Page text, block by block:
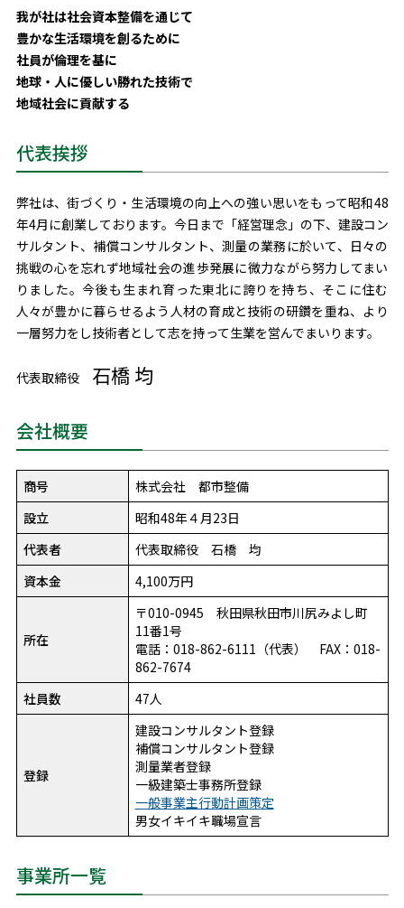
我が社は社会資本整備を通じて
豊かな生活環境を創るために
社員が倫理を基に
地球・人に優しい勝れた技術で
地域社会に貢献する
代表挨拶
弊社は、街づくり・⽣活環境の向上への強い思いをもって昭和48
年4⽉に創業しております。今⽇まで「経営理念」の下、建設コン
サルタント、補償コンサルタント、測量の業務に於いて、⽇々の
挑戦の⼼を忘れず地域社会の進歩発展に微⼒ながら努⼒してまい
りました。今後も⽣まれ育った東北に誇りを持ち、そこに住む
⼈々が豊かに暮らせるよう⼈材の育成と技術の研鑽を重ね、より
⼀層努⼒をし技術者として志を持って⽣業を営んでまいります。
代表取締役 石橋 均
会社概要
商号
株式会社 都市整備
設立
昭和48年４月23日
代表者
代表取締役 石橋 均
資本金
4,100万円
所在
〒010-0945 秋田県秋田市川尻みよし町
11番1号
電話：018-862-6111（代表） FAX：018-
862-7674
社員数
47人
登録
建設コンサルタント登録
補償コンサルタント登録
測量業者登録
一級建築士事務所登録
一般事業主行動計画策定
男女イキイキ職場宣言
事業所一覧